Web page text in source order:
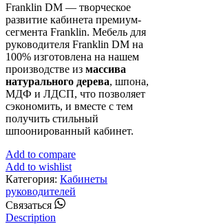
Franklin DM — творческое
развитие кабинета премиум-
сегмента Franklin. Мебель для
руководителя Franklin DM на
100% изготовлена на нашем
производстве из массива
натурального дерева, шпона,
МДФ и ЛДСП, что позволяет
сэкономить, и вместе с тем
получить стильный
шпоонированный кабинет.
Add to compare
Add to wishlist
Категория: Кабинеты
руководителей
Связаться Whatsapp
Description